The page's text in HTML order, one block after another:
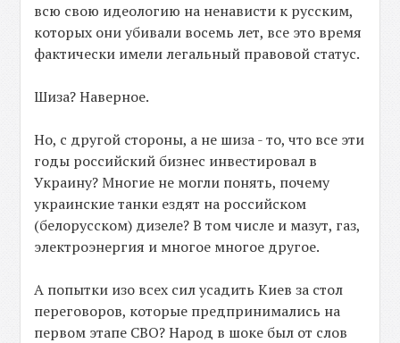
всю свою идеологию на ненависти к русским,
которых они убивали восемь лет, все это время
фактически имели легальный правовой статус.
Шиза? Наверное.
Но, с другой стороны, а не шиза - то, что все эти
годы российский бизнес инвестировал в
Украину? Многие не могли понять, почему
украинские танки ездят на российском
(белорусском) дизеле? В том числе и мазут, газ,
электроэнергия и многое многое другое.
А попытки изо всех сил усадить Киев за стол
переговоров, которые предпринимались на
первом этапе СВО? Народ в шоке был от слов